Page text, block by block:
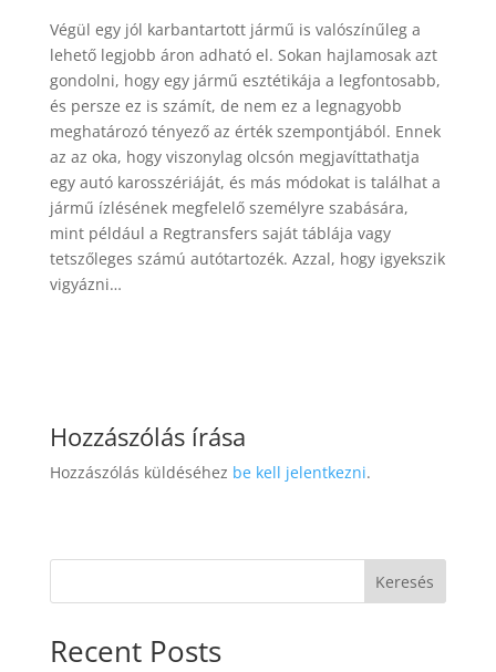
Végül egy jól karbantartott jármű is valószínűleg a
lehető legjobb áron adható el. Sokan hajlamosak azt
gondolni, hogy egy jármű esztétikája a legfontosabb,
és persze ez is számít, de nem ez a legnagyobb
meghatározó tényező az érték szempontjából. Ennek
az az oka, hogy viszonylag olcsón megjavíttathatja
egy autó karosszériáját, és más módokat is találhat a
jármű ízlésének megfelelő személyre szabására,
mint például a Regtransfers saját táblája vagy
tetszőleges számú autótartozék. Azzal, hogy igyekszik
vigyázni…
Hozzászólás írása
Hozzászólás küldéséhez be kell jelentkezni.
Keresés
Recent Posts